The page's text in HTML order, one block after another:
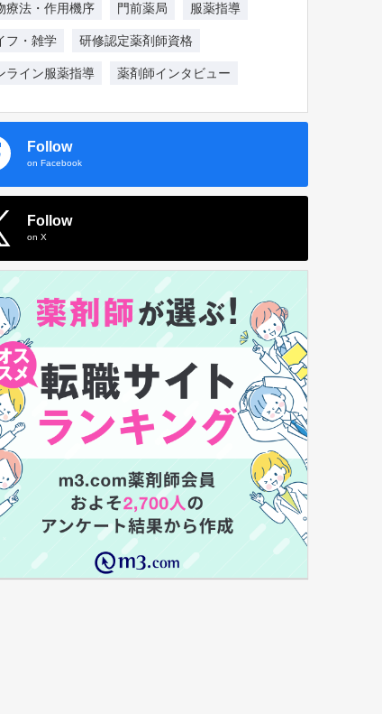
療法・作用機序 門前薬局 服薬指導
フ・雑学 研修認定薬剤師資格
ライン服薬指導 薬剤師インタビュー
Follow
on Facebook
Follow
on X